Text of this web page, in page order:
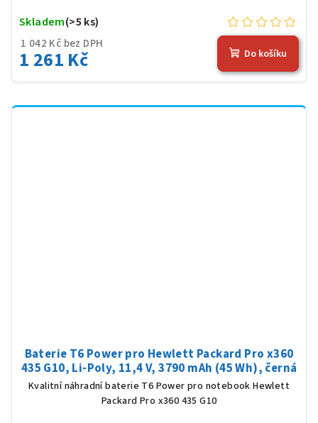
1 042 Kč bez DPH
1 261 Kč
Skladem(>5 ks)
Do košíku
Baterie T6 Power pro Hewlett Packard Pro x360
435 G10, Li-Poly, 11,4 V, 3790 mAh (45 Wh), černá
Kvalitní náhradní baterie T6 Power pro notebook Hewlett
Packard Pro x360 435 G10